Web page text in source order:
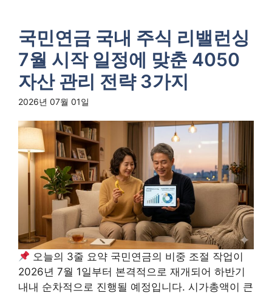
국민연금 국내 주식 리밸런싱
7월 시작 일정에 맞춘 4050
자산 관리 전략 3가지
2026년 07월 01일
오늘의 3줄 요약 국민연금의 비중 조절 작업이
2026년 7월 1일부터 본격적으로 재개되어 하반기
내내 순차적으로 진행될 예정입니다. 시가총액이 큰